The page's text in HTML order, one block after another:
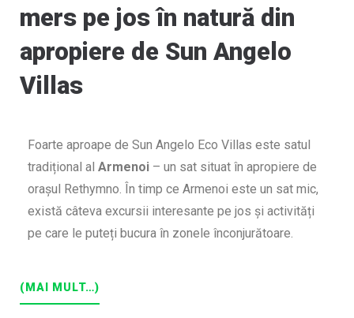
mers pe jos în natură din
apropiere de Sun Angelo
Villas
Foarte aproape de Sun Angelo Eco Villas este satul
tradițional al Armenoi – un sat situat în apropiere de
orașul Rethymno. În timp ce Armenoi este un sat mic,
există câteva excursii interesante pe jos și activități
pe care le puteți bucura în zonele înconjurătoare.
(MAI MULT…)